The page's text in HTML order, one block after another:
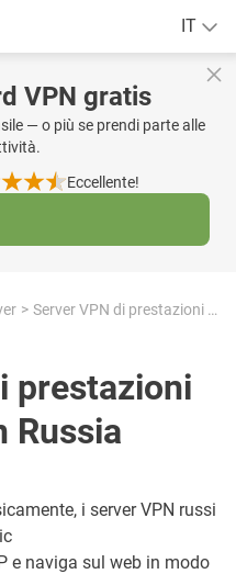
IT
VPN gratis
— o più se prendi parte alle
Eccellente!
Server VPN di prestazioni elevate in Russia
prestazioni
Russia
i server VPN russi
e naviga sul web in modo